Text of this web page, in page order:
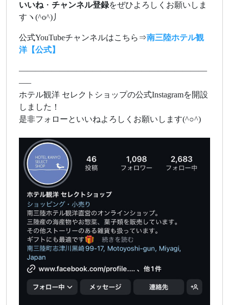
いいね・ チャンネル登録をぜひよろしくお願いしま
すヽ(^o^)丿
公式YouTubeチャンネルはこちら⇒南三陸ホテル観
洋【公式】
———————————————————————
—–
ホテル観洋 セレクトショップの公式Instagramを開設
しました！
是非フォローといいねよろしくお願いします(^○^)